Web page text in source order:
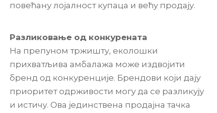
повећану лојалност купаца и већу продају.
Разликовање од конкурената
На препуном тржишту, еколошки
прихватљива амбалажа може издвојити
бренд од конкуренције. Брендови који дају
приоритет одрживости могу да се разликују
и истичу. Ова јединствена продајна тачка